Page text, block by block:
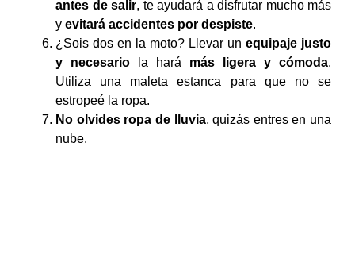
antes de salir, te ayudará a disfrutar mucho más
y evitará accidentes por despiste.
¿Sois dos en la moto? Llevar un equipaje justo
y necesario la hará más ligera y cómoda.
Utiliza una maleta estanca para que no se
estropeé la ropa.
No olvides ropa de lluvia, quizás entres en una
nube.